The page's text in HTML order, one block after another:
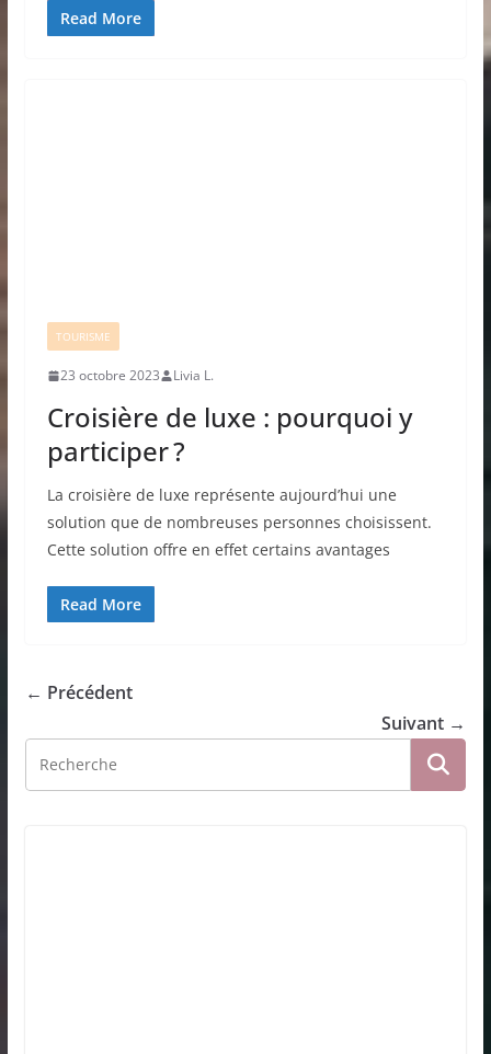
Read More
TOURISME
23 octobre 2023 Livia L.
Croisière de luxe : pourquoi y
participer ?
La croisière de luxe représente aujourd’hui une
solution que de nombreuses personnes choisissent.
Cette solution offre en effet certains avantages
Read More
← Précédent
Suivant →